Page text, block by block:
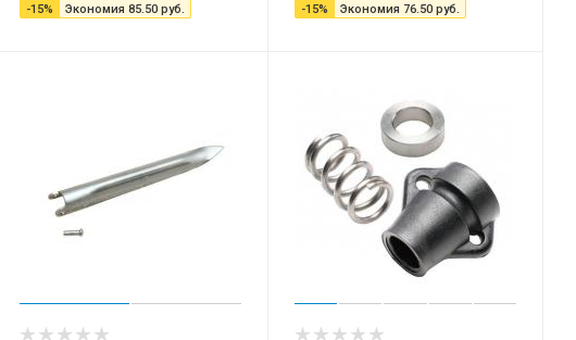
-15% Экономия 85.50 руб. -15% Экономия 76.50 руб.